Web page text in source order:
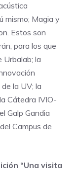
mismo; Magia y
Estos son
para los que
Urbalab; la
la UV; la
Cátedra IVIO-
Galp Gandia
Campus de
“Una visita